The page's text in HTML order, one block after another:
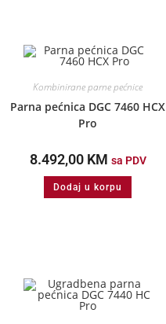
Kombinirane parne pećnice
Parna pećnica DGC 7460 HCX
Pro
8.492,00 KM sa PDV
Dodaj u korpu